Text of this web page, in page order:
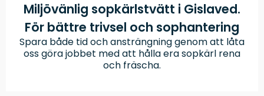
Miljövänlig sopkärlstvätt i Gislaved.
För bättre trivsel och sophantering
Spara både tid och ansträngning genom att låta
oss göra jobbet med att hålla era sopkärl rena
och fräscha.